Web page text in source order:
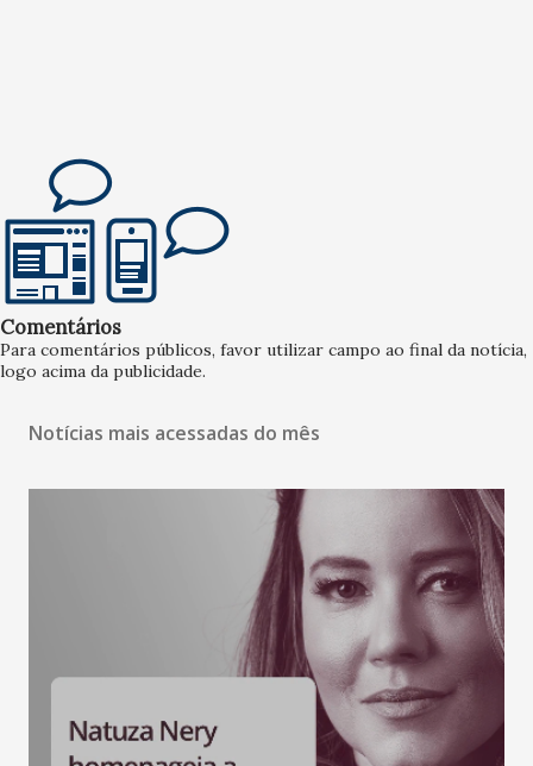
Comentários
Para comentários públicos, favor utilizar campo ao final da notícia,
logo acima da publicidade.
Notícias mais acessadas do mês